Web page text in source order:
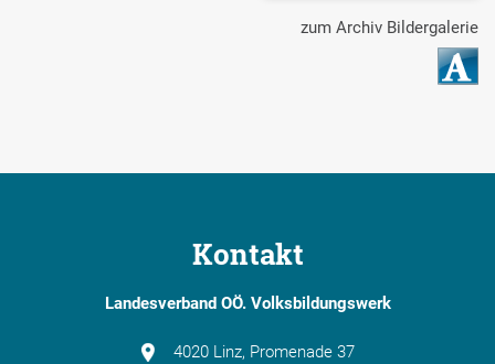
zum Archiv Bildergalerie
Kontakt
Landesverband OÖ. Volksbildungswerk
4020 Linz, Promenade 37